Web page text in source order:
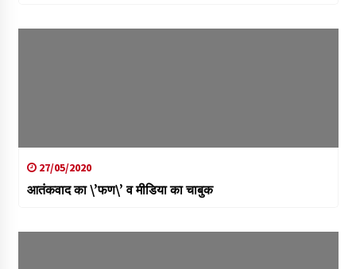
27/05/2020
आतंकवाद का \’फण\’ व मीडिया का चाबुक